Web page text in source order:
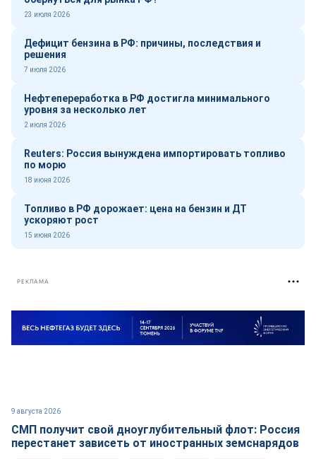
23 июля 2026
Дефицит бензина в РФ: причины, последствия и
решения
7 июля 2026
Нефтепереработка в РФ достигла минимального
уровня за несколько лет
2 июля 2026
Reuters: Россия вынуждена импортировать топливо
по морю
18 июня 2026
Топливо в РФ дорожает: цена на бензин и ДТ
ускоряют рост
15 июня 2026
РЕКЛАМА
9 августа 2026
СМП получит свой дноуглубительный флот: Россия
перестанет зависеть от иностранных земснарядов